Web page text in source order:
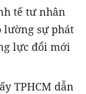
tế tư nhân
lường sự phát
lực đổi mới
TPHCM dẫn